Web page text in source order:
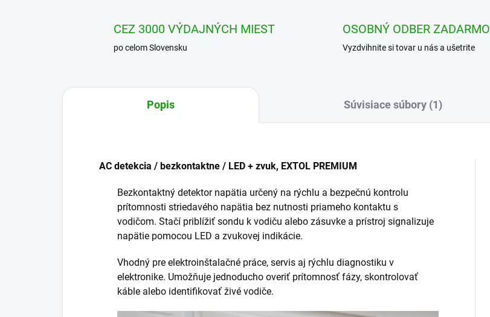
CEZ 3000 VÝDAJNÝCH MIEST
po celom Slovensku
OSOBNÝ ODBER ZADARMO
Vyzdvihnite si tovar u nás a ušetrite
Popis Súvisiace súbory (1)
AC detekcia / bezkontaktne / LED + zvuk, EXTOL PREMIUM
Bezkontaktný detektor napätia určený na rýchlu a bezpečnú kontrolu
prítomnosti striedavého napätia bez nutnosti priameho kontaktu s
vodičom. Stačí priblížiť sondu k vodiču alebo zásuvke a prístroj signalizuje
napätie pomocou LED a zvukovej indikácie.
Vhodný pre elektroinštalačné práce, servis aj rýchlu diagnostiku v
elektronike. Umožňuje jednoducho overiť prítomnosť fázy, skontrolovať
káble alebo identifikovať živé vodiče.